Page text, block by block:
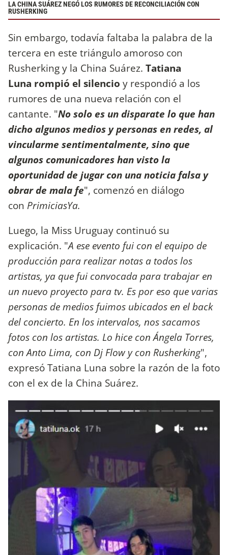
LA CHINA SUÁREZ NEGÓ LOS RUMORES DE RECONCILIACIÓN CON
RUSHERKING
Sin embargo, todavía faltaba la palabra de la
tercera en este triángulo amoroso con
Rusherking y la China Suárez. Tatiana
Luna rompió el silencio y respondió a los
rumores de una nueva relación con el
cantante. "No solo es un disparate lo que han
dicho algunos medios y personas en redes, al
vincularme sentimentalmente, sino que
algunos comunicadores han visto la
oportunidad de jugar con una noticia falsa y
obrar de mala fe", comenzó en diálogo
con PrimiciasYa.
Luego, la Miss Uruguay continuó su
explicación. "A ese evento fui con el equipo de
producción para realizar notas a todos los
artistas, ya que fui convocada para trabajar en
un nuevo proyecto para tv. Es por eso que varias
personas de medios fuimos ubicados en el back
del concierto. En los intervalos, nos sacamos
fotos con los artistas. Lo hice con Ángela Torres,
con Anto Lima, con Dj Flow y con Rusherking",
expresó Tatiana Luna sobre la razón de la foto
con el ex de la China Suárez.